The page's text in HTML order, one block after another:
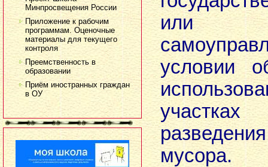
Минпросвещения России
Приложение к рабочим
программам. Оценочные
материалы для текущего
контроля
Преемственность в
образовании
Приём иностранных граждан
в ОУ
или
условии
мусора.